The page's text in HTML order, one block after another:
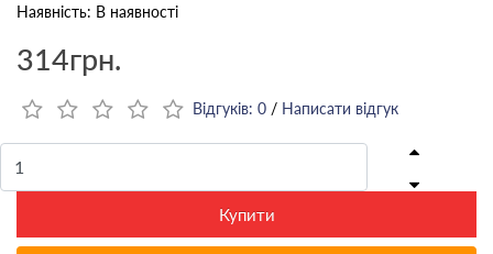
Наявність: В наявності
314грн.
Відгуків: 0 / Написати відгук
Купити